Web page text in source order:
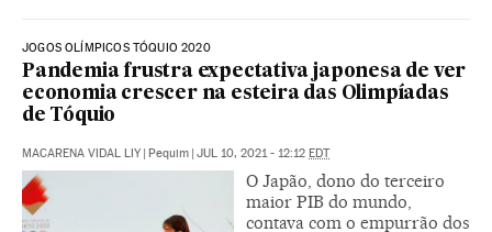
JOGOS OLÍMPICOS TÓQUIO 2020
Pandemia frustra expectativa japonesa de ver
economia crescer na esteira das Olimpíadas
de Tóquio
MACARENA VIDAL LIY | Pequim | JUL 10, 2021 - 12:12 EDT
O Japão, dono do terceiro
maior PIB do mundo,
contava com o empurrão dos